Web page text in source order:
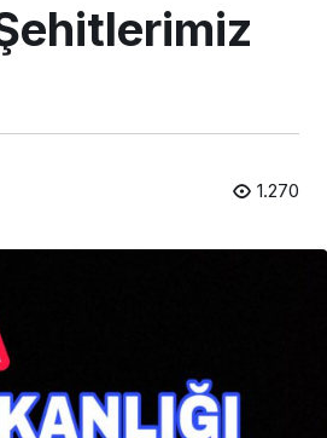
1.270
Haberleri
Ailesinin Acı